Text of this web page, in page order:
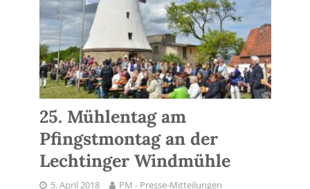
25. Mühlentag am
Pfingstmontag an der
Lechtinger Windmühle
5. April 2018
PM - Presse-Mitteilungen